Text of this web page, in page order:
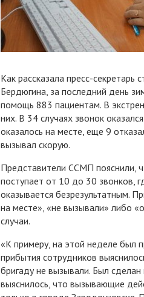
Как рассказала пресс-
Бердюгина, за последний день
помощь 883 пациентам. В
них. В 34 случаях звонок
оказалось на месте, еще 9
вызывал скорую.
Представители ССМП пояснили,
поступает от 10 до 30 звонков,
оказывается безрезультатным.
на месте», «не вызывали» либо
случаи.
«К примеру, на этой неделе был
прибытия сотрудников
бригаду не вызывали. Был
выяснилось, что вызывающие